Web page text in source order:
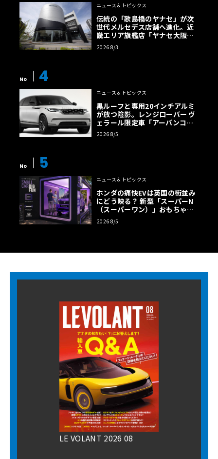
ニュース＆トピックス
伝統の「歌島橋のヤナセ」が次
世代メルセデス店舗へ進化。近
畿エリア旗艦店「ヤナセ大阪支
店」がリニューアル
2026 8/3
No 4
ニュース＆トピックス
黒ルーフと専用20インチアルミ
が放つ陰影。レンジローバー ヴ
ェラール限定車「アーバンコン
トラスト・エディション」登場
2026 8/5
No 5
ニュース＆トピックス
ホンダの痛快EVは英国の街並み
にどう映る？ 新型「スーパーN
（スーパーワン）」おもちゃ箱
ツアーの全貌
2026 8/5
LE VOLANT 2026 08